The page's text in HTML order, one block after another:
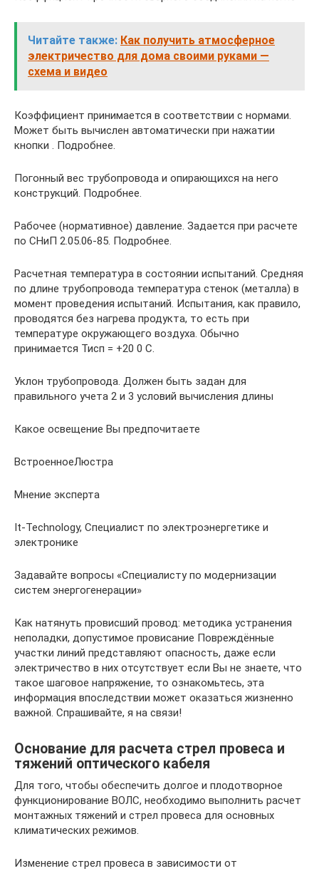
Читайте также: Как получить атмосферное
электричество для дома своими руками —
схема и видео
Коэффициент принимается в соответствии с нормами.
Может быть вычислен автоматически при нажатии
кнопки . Подробнее.
Погонный вес трубопровода и опирающихся на него
конструкций. Подробнее.
Рабочее (нормативное) давление. Задается при расчете
по СНиП 2.05.06-85. Подробнее.
Расчетная температура в состоянии испытаний. Средняя
по длине трубопровода температура стенок (металла) в
момент проведения испытаний. Испытания, как правило,
проводятся без нагрева продукта, то есть при
температуре окружающего воздуха. Обычно
принимается Тисп = +20 0 С.
Уклон трубопровода. Должен быть задан для
правильного учета 2 и 3 условий вычисления длины
Какое освещение Вы предпочитаете
ВстроенноеЛюстра
Мнение эксперта
It-Technology, Cпециалист по электроэнергетике и
электронике
Задавайте вопросы «Специалисту по модернизации
систем энергогенерации»
Как натянуть провисший провод: методика устранения
неполадки, допустимое провисание Повреждённые
участки линий представляют опасность, даже если
электричество в них отсутствует если Вы не знаете, что
такое шаговое напряжение, то ознакомьтесь, эта
информация впоследствии может оказаться жизненно
важной. Спрашивайте, я на связи!
Основание для расчета стрел провеса и
тяжений оптического кабеля
Для того, чтобы обеспечить долгое и плодотворное
функционирование ВОЛС, необходимо выполнить расчет
монтажных тяжений и стрел провеса для основных
климатических режимов.
Изменение стрел провеса в зависимости от